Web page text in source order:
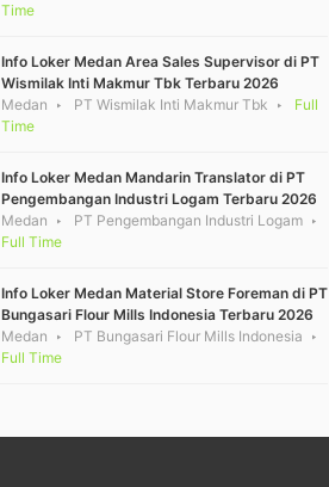
Time
Info Loker Medan Area Sales Supervisor di PT
Wismilak Inti Makmur Tbk Terbaru 2026
Medan
PT Wismilak Inti Makmur Tbk
Full
Time
Info Loker Medan Mandarin Translator di PT
Pengembangan Industri Logam Terbaru 2026
Medan
PT Pengembangan Industri Logam
Full Time
Info Loker Medan Material Store Foreman di PT
Bungasari Flour Mills Indonesia Terbaru 2026
Medan
PT Bungasari Flour Mills Indonesia
Full Time